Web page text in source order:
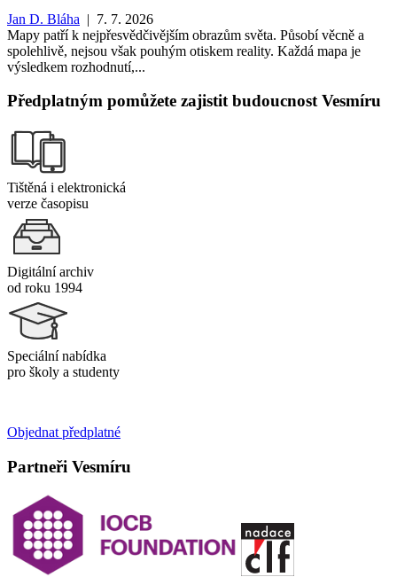
Jan D. Bláha | 7. 7. 2026
Mapy patří k nejpřesvědčivějším obrazům světa. Působí věcně a
spolehlivě, nejsou však pouhým otiskem reality. Každá mapa je
výsledkem rozhodnutí,...
Předplatným pomůžete zajistit budoucnost Vesmíru
Tištěná i elektronická
verze časopisu
Digitální archiv
od roku 1994
Speciální nabídka
pro školy a studenty
Objednat předplatné
Partneři Vesmíru